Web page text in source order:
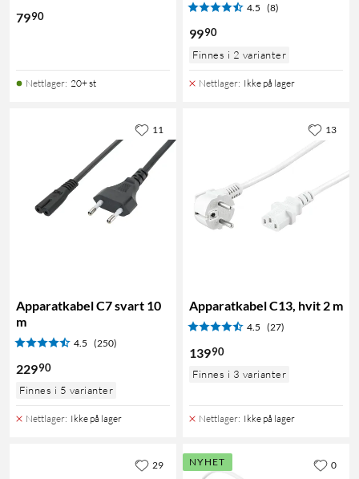
7990
Nettlager: 20+ st
4.5 (8)
9990
Finnes i 2 varianter
Nettlager: Ikke på lager
Apparatkabel C7 svart 10
m
4.5 (250)
22990
Finnes i 5 varianter
Nettlager: Ikke på lager
11
Apparatkabel C13, hvit 2 m
4.5 (27)
13990
Finnes i 3 varianter
Nettlager: Ikke på lager
13
29 NYHET 0